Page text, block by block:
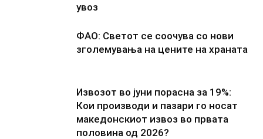
увоз
ФАО: Светот се соочува со нови
зголемувања на цените на храната
Извозот во јуни порасна за 19%:
Кои производи и пазари го носат
македонскиот извоз во првата
половина од 2026?